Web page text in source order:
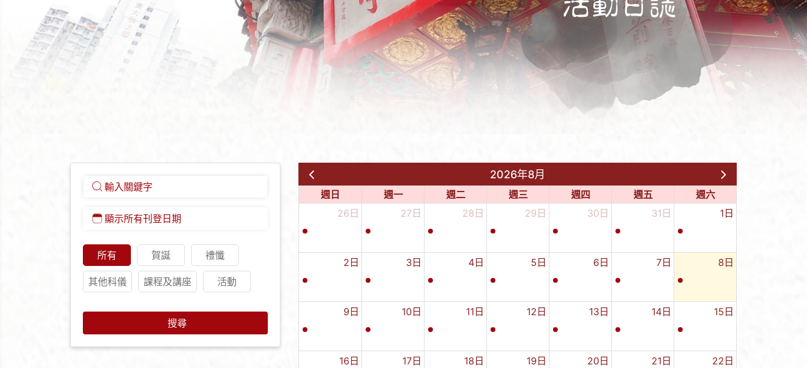
所有 賀誕 禮懺
其他科儀 課程及講座 活動
搜尋
2026年8月
週日 週一 週二 週三 週四 週五
週六
26日
27日 28日 29日 30日 31日 1日
2日 3日 4日 5日 6日 7日 8日
9日 10日 11日 12日 13日 14日 15日
16日 17日 18日 19日 20日 21日 22日